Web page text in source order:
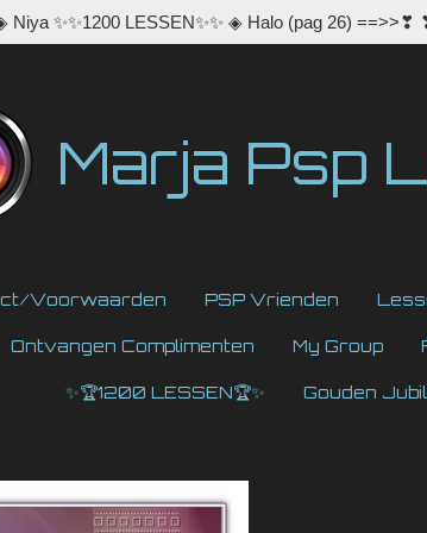
✨✨1200 LESSEN✨✨ ◈ Halo (pag 26)
Marja Psp
Voorwaarden PSP Vrienden
Ontvangen Complimenten My Group
✨🏆1200 LESSEN🏆✨ Gouden